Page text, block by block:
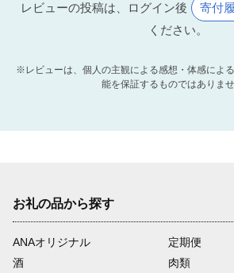
レビューの投稿は、ログイン後 寄付
ください。
※レビューは、個人の主観による感想・体感によ
能を保証するものではありませ
お礼の品から探す
ANAオリジナル
定期便
酒
肉類